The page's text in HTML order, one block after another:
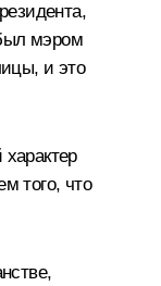
мэром
и это
того, что